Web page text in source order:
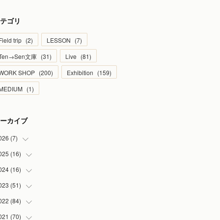
ゴリ
trip (2) LESSON (7)
文庫 (31) Live (81)
SHOP (200) Exhibition (159)
(1)
カイブ
(7)
(1
(2
(2
(1
(1
(16)
(2
(1
(2
(1
(16)
(3
(2
(3
(51)
(1
(4
(84)
(9
(70)